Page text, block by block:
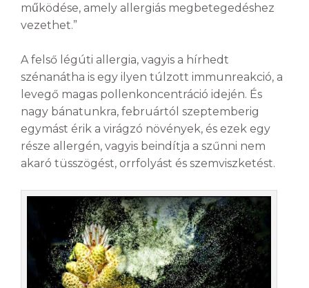
működése, amely allergiás megbetegedéshez
vezethet.”
A felső légúti allergia, vagyis a hírhedt
szénanátha is egy ilyen túlzott immunreakció, a
levegő magas pollenkoncentráció idején. És
nagy bánatunkra, februártól szeptemberig
egymást érik a virágzó növények, és ezek egy
része allergén, vagyis beindítja a szűnni nem
akaró tüsszögést, orrfolyást és szemviszketést.